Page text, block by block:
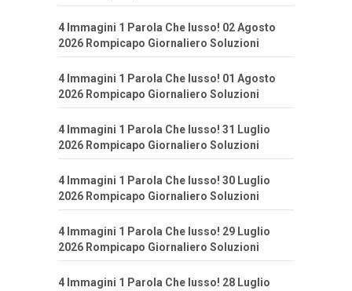
4 Immagini 1 Parola Che lusso! 02 Agosto
2026 Rompicapo Giornaliero Soluzioni
4 Immagini 1 Parola Che lusso! 01 Agosto
2026 Rompicapo Giornaliero Soluzioni
4 Immagini 1 Parola Che lusso! 31 Luglio
2026 Rompicapo Giornaliero Soluzioni
4 Immagini 1 Parola Che lusso! 30 Luglio
2026 Rompicapo Giornaliero Soluzioni
4 Immagini 1 Parola Che lusso! 29 Luglio
2026 Rompicapo Giornaliero Soluzioni
4 Immagini 1 Parola Che lusso! 28 Luglio